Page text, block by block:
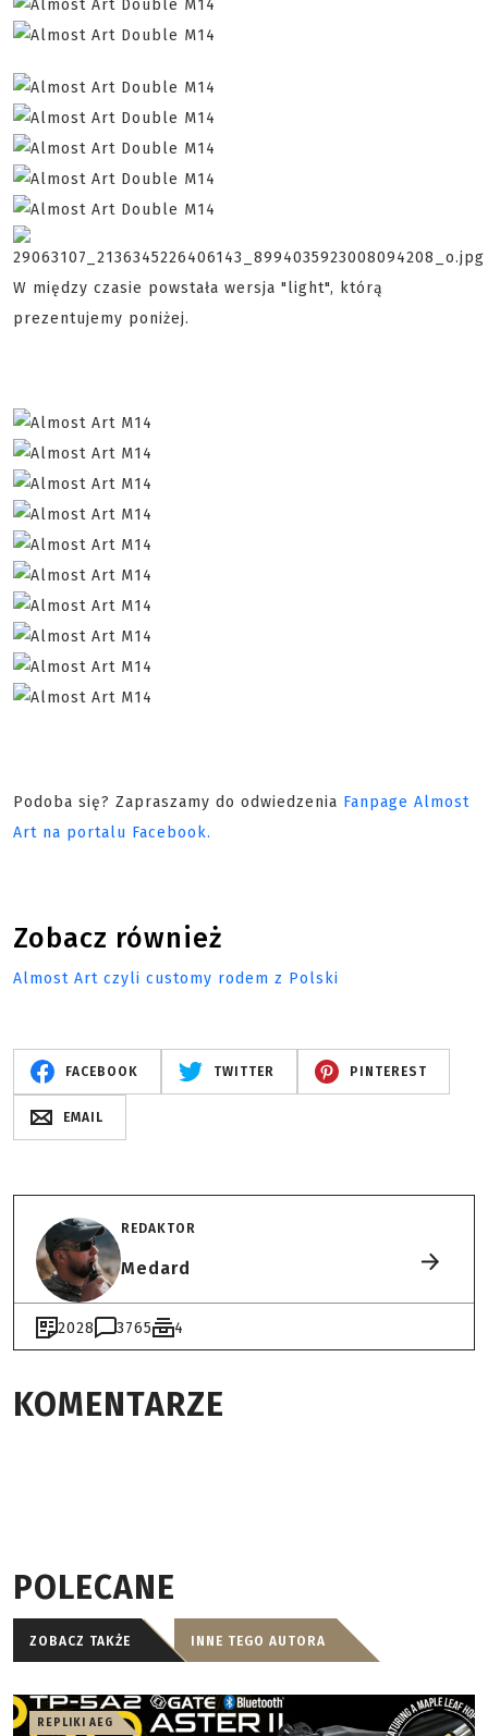
W między czasie powstała wersja "light", którą
prezentujemy poniżej.
Podoba się? Zapraszamy do odwiedzenia Fanpage Almost
Art na portalu Facebook.
Zobacz również
Almost Art czyli customy rodem z Polski
FACEBOOK TWITTER PINTEREST
EMAIL
REDAKTOR
Medard
2028 3765 4
KOMENTARZE
POLECANE
ZOBACZ TAKŻE INNE TEGO AUTORA
REPLIKI AEG